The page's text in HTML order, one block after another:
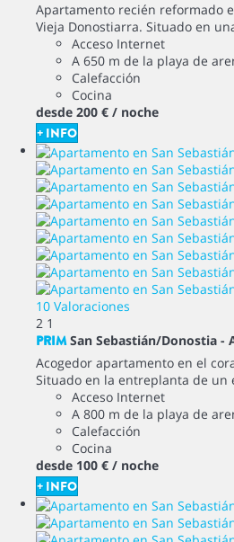
Apartamento recién reformado
Vieja Donostiarra. Situado en
Acceso Internet
A 650 m de la playa de
Calefacción
Cocina
desde 200 € / noche
+ INFO
10 Valoraciones
2 1
PRIM San Sebastián/Donostia -
Acogedor apartamento en el
Situado en la entreplanta de un
Acceso Internet
A 800 m de la playa de
Calefacción
Cocina
desde 100 € / noche
+ INFO